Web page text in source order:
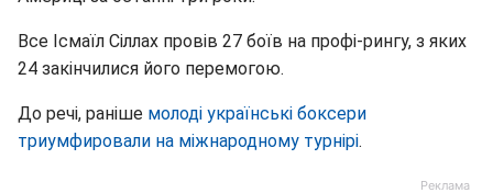
Все Ісмаїл Сіллах провів 27 боїв на профі-рингу, з яких
24 закінчилися його перемогою.
До речі, раніше молоді українські боксери
триумфировали на міжнародному турнірі.